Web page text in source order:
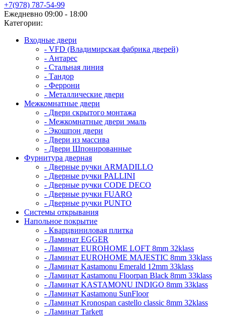
+7(978) 787-54-99
Ежедневно 09:00 - 18:00
Категории:
Входные двери
- VFD (Владимирская фабрика дверей)
- Антарес
- Стальная линия
- Тандор
- Феррони
- Металлические двери
Межкомнатные двери
- Двери скрытого монтажа
- Межкомнатные двери эмаль
- Экошпон двери
- Двери из массива
- Двери Шпонированные
Фурнитура дверная
- Дверные ручки ARMADILLO
- Дверные ручки PALLINI
- Дверные ручки CODE DECO
- Дверные ручки FUARO
- Дверные ручки PUNTO
Системы открывания
Напольное покрытие
- Кварцвиниловая плитка
- Ламинат EGGER
- Ламинат EUROHOME LOFT 8mm 32klass
- Ламинат EUROHOME MAJESTIC 8mm 33klass
- Ламинат Kastamonu Emerald 12mm 33klass
- Ламинат Kastamonu Floorpan Black 8mm 33klass
- Ламинат KASTAMONU INDIGO 8mm 33klass
- Ламинат Kastamonu SunFloor
- Ламинат Kronospan castello classic 8mm 32klass
- Ламинат Tarkett